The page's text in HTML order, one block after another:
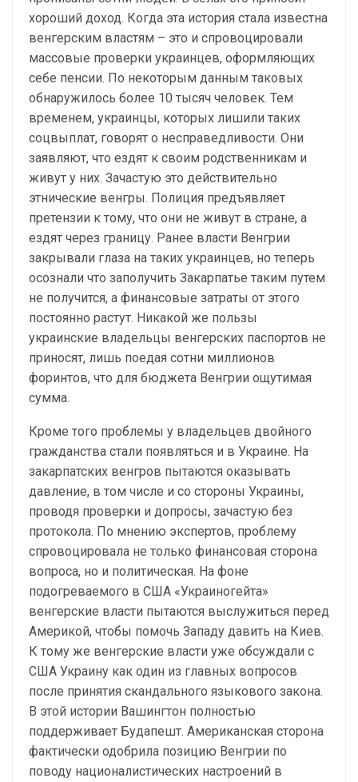
хороший доход. Когда эта история стала известна
венгерским властям – это и спровоцировали
массовые проверки украинцев, оформляющих
себе пенсии. По некоторым данным таковых
обнаружилось более 10 тысяч человек. Тем
временем, украинцы, которых лишили таких
соцвыплат, говорят о несправедливости. Они
заявляют, что ездят к своим родственникам и
живут у них. Зачастую это действительно
этнические венгры. Полиция предъявляет
претензии к тому, что они не живут в стране, а
ездят через границу. Ранее власти Венгрии
закрывали глаза на таких украинцев, но теперь
осознали что заполучить Закарпатье таким путем
не получится, а финансовые затраты от этого
постоянно растут. Никакой же пользы
украинские владельцы венгерских паспортов не
приносят, лишь поедая сотни миллионов
форинтов, что для бюджета Венгрии ощутимая
сумма.
Кроме того проблемы у владельцев двойного
гражданства стали появляться и в Украине. На
закарпатских венгров пытаются оказывать
давление, в том числе и со стороны Украины,
проводя проверки и допросы, зачастую без
протокола. По мнению экспертов, проблему
спровоцировала не только финансовая сторона
вопроса, но и политическая. На фоне
подогреваемого в США «Украиногейта»
венгерские власти пытаются выслужиться перед
Америкой, чтобы помочь Западу давить на Киев.
К тому же венгерские власти уже обсуждали с
США Украину как один из главных вопросов
после принятия скандального языкового закона.
В этой истории Вашингтон полностью
поддерживает Будапешт. Американская сторона
фактически одобрила позицию Венгрии по
поводу националистических настроений в